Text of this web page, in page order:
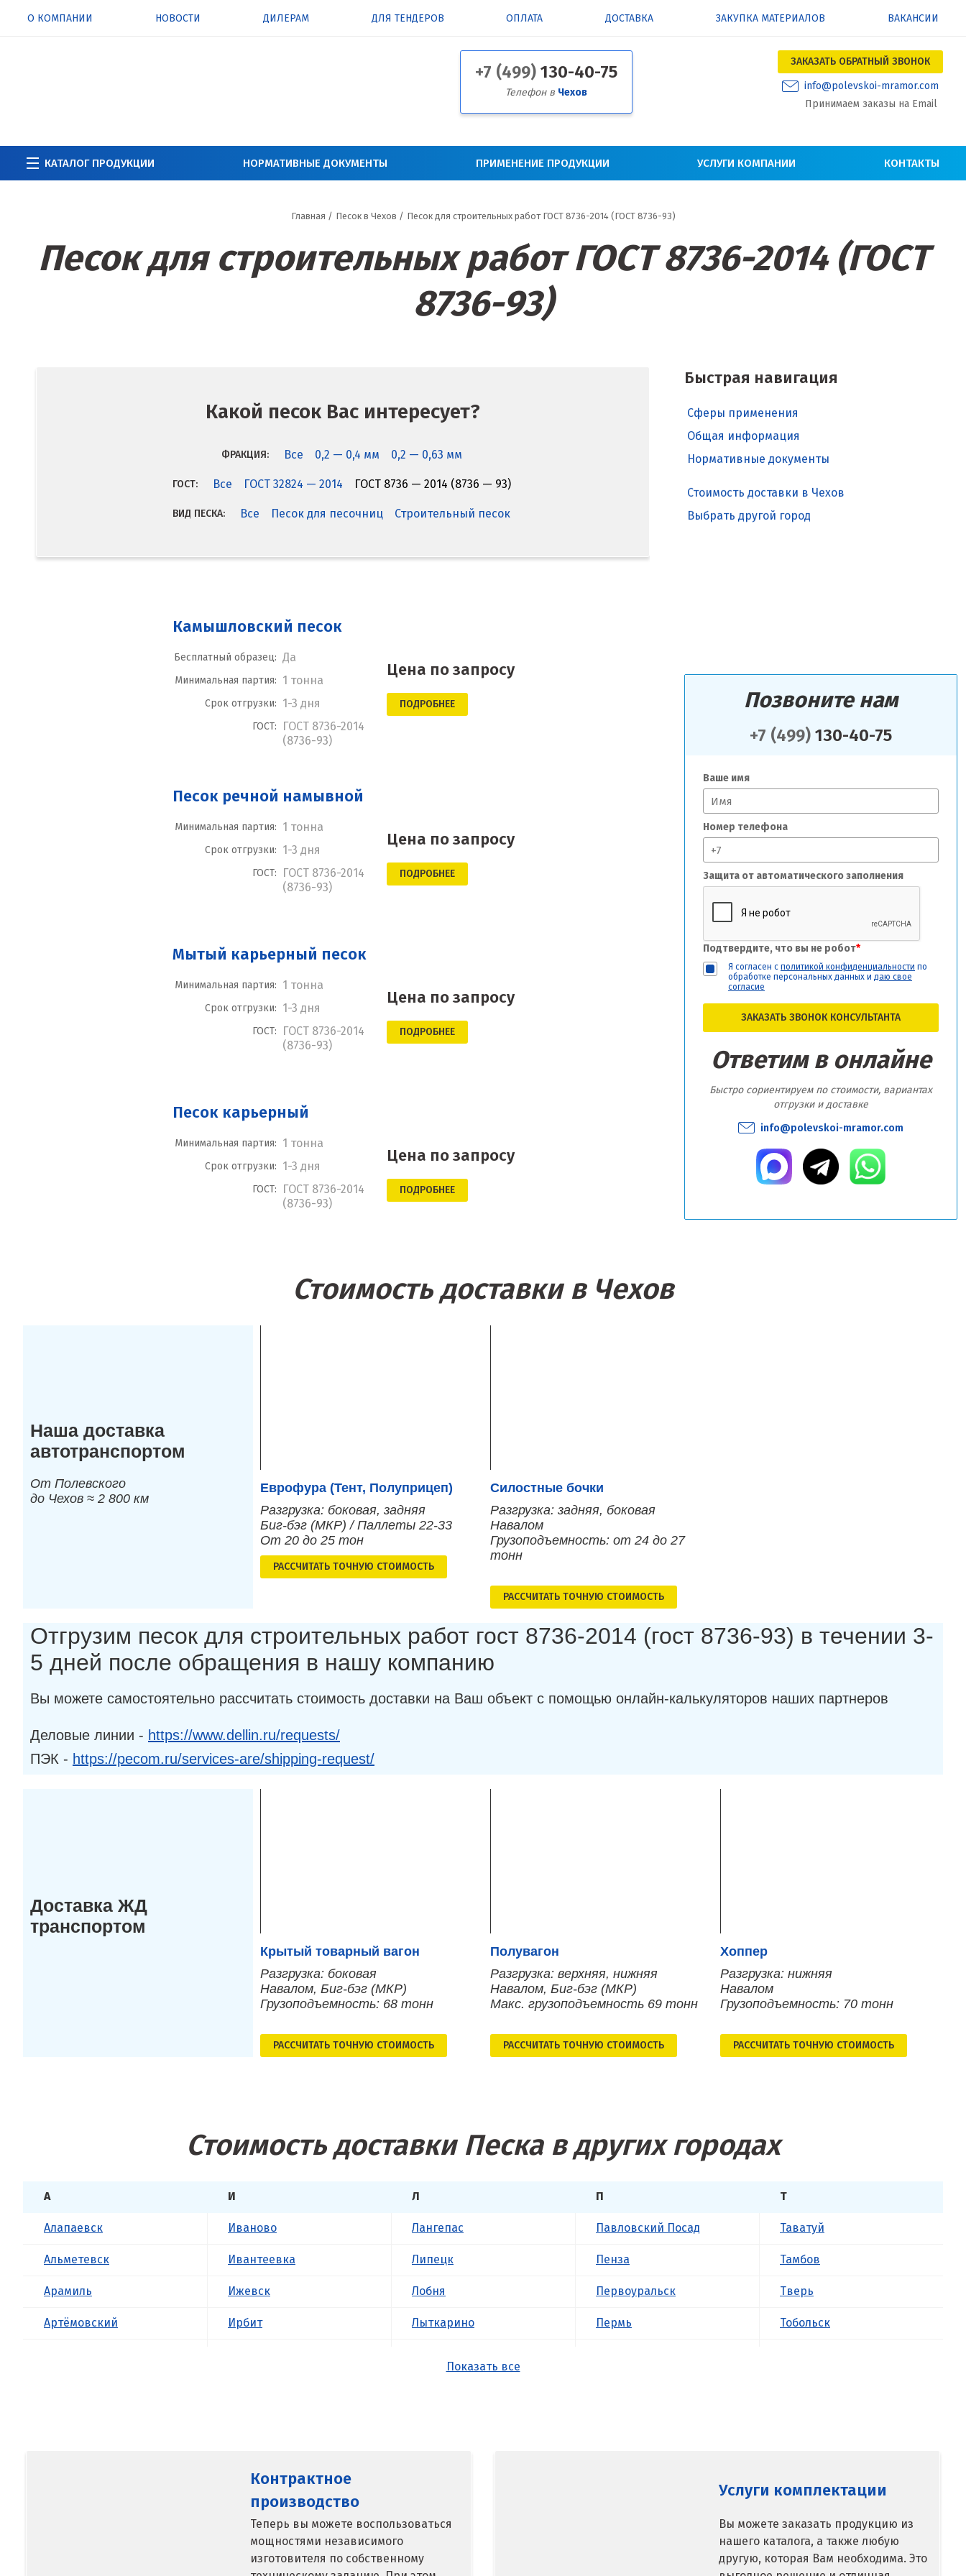
О КОМПАНИИ НОВОСТИ ДИЛЕРАМ ДЛЯ ТЕНДЕРОВ ОПЛАТА ДОСТАВКА ЗАКУПКА МАТЕРИАЛОВ ВАКАНСИИ
+7 (499) 130-40-75
Телефон в Чехов
ЗАКАЗАТЬ ОБРАТНЫЙ ЗВОНОК
info@polevskoi-mramor.com
Принимаем заказы на Email
КАТАЛОГ ПРОДУКЦИИ НОРМАТИВНЫЕ ДОКУМЕНТЫ ПРИМЕНЕНИЕ ПРОДУКЦИИ УСЛУГИ КОМПАНИИ КОНТАКТЫ
Главная / Песок в Чехов / Песок для строительных работ ГОСТ 8736-2014 (ГОСТ 8736-93)
Песок для строительных работ ГОСТ 8736-2014 (ГОСТ
8736-93)
Быстрая навигация
Сферы применения
Общая информация
Нормативные документы
Позвоните нам
+7 (499) 130-40-75
Ваше имя
Номер телефона
Защита от автоматического заполнения
Подтвердите, что вы не робот*
Я согласен с политикой конфиденциальности по
обработке персональных данных и даю свое
согласие
ЗАКАЗАТЬ ЗВОНОК КОНСУЛЬТАНТА
Ответим в онлайне
Быстро сориентируем по стоимости, вариантах
отгрузки и доставке
info@polevskoi-mramor.com
Какой песок Вас интересует?
ФРАКЦИЯ: Все 0,2 — 0,4 мм 0,2 — 0,63 мм
ГОСТ: Все ГОСТ 32824 — 2014 ГОСТ 8736 — 2014 (8736 — 93)
ВИД ПЕСКА: Все Песок для песочниц Строительный песок
Камышловский песок
Бесплатный образец: Да
Минимальная партия: 1 тонна
Срок отгрузки: 1-3 дня
ГОСТ:
ГОСТ 8736-2014
(8736-93)
Цена по запросу
ПОДРОБНЕЕ
Песок речной намывной
Минимальная партия: 1 тонна
Срок отгрузки: 1-3 дня
ГОСТ:
ГОСТ 8736-2014
(8736-93)
Цена по запросу
ПОДРОБНЕЕ
Мытый карьерный песок
Минимальная партия: 1 тонна
Срок отгрузки: 1-3 дня
ГОСТ:
ГОСТ 8736-2014
(8736-93)
Цена по запросу
ПОДРОБНЕЕ
Песок карьерный
Минимальная партия: 1 тонна
Срок отгрузки: 1-3 дня
ГОСТ:
ГОСТ 8736-2014
(8736-93)
Цена по запросу
ПОДРОБНЕЕ
Стоимость доставки в Чехов
Наша доставка
автотранспортом
От Полевского
до Чехов ≈ 2 800 км
Еврофура (Тент, Полуприцеп)
Разгрузка: боковая, задняя
Биг-бэг (МКР) / Паллеты 22-33
От 20 до 25 тон
РАСCЧИТАТЬ ТОЧНУЮ СТОИМОСТЬ
Силостные бочки
Разгрузка: задняя, боковая
Навалом
Грузоподъемность: от 24 до 27
тонн
РАСCЧИТАТЬ ТОЧНУЮ СТОИМОСТЬ
Отгрузим песок для строительных работ гост 8736-2014 (гост 8736-93) в течении 3-
5 дней после обращения в нашу компанию
Вы можете самостоятельно рассчитать стоимость доставки на Ваш объект с помощью онлайн-калькуляторов наших партнеров
Деловые линии - https://www.dellin.ru/requests/
ПЭК - https://pecom.ru/services-are/shipping-request/
Доставка ЖД
транспортом
Крытый товарный вагон
Разгрузка: боковая
Навалом, Биг-бэг (МКР)
Грузоподъемность: 68 тонн
РАСCЧИТАТЬ ТОЧНУЮ СТОИМОСТЬ
Полувагон
Разгрузка: верхняя, нижняя
Навалом, Биг-бэг (МКР)
Макс. грузоподъемность 69 тонн
РАСCЧИТАТЬ ТОЧНУЮ СТОИМОСТЬ
Хоппер
Разгрузка: нижняя
Навалом
Грузоподъемность: 70 тонн
РАСCЧИТАТЬ ТОЧНУЮ СТОИМОСТЬ
Стоимость доставки Песка в других городах
А
Алапаевск
Альметевск
Арамиль
Артёмовский
И
Иваново
Ивантеевка
Ижевск
Ирбит
Калининград
Калуга
Каменск-Уральский
Л
Лангепас
Липецк
Лобня
Лыткарино
П
Павловский Посад
Пенза
Первоуральск
Пермь
Т
Таватуй
Тамбов
Тверь
Тобольск
Ульяновск
Показать все
Контрактное
производство
Теперь вы можете воспользоваться
мощностями независимого
изготовителя по собственному
Услуги комплектации
Вы можете заказать продукцию из
нашего каталога, а также любую
другую, которая Вам необходима. Это